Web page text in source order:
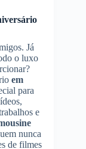
Já
o luxo
em
para
e
nunca
de filmes